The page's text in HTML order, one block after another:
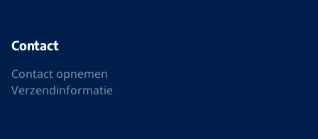
Contact
Contact opnemen
Verzendinformatie